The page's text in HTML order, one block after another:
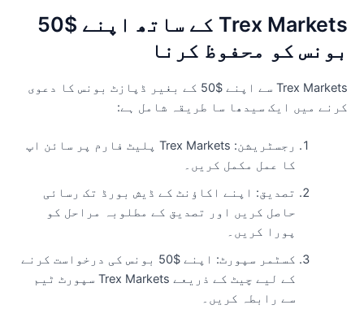
Trex Markets کے ساتھ اپنے $50
کو محفوظ کرنا
Trex Markets سے اپنے $50 کے بغیر ڈپازٹ بونس کا دعوی
میں ایک سیدھا سا طریقہ شامل ہے:
رجسٹریشن: Trex Markets پلیٹ فارم پر سائن اپ
کا عمل مکمل کریں۔
تصدیق: اپنے اکاؤنٹ کے ڈیش بورڈ تک رسائی
حاصل کریں اور تصدیق کے مطلوبہ مراحل کو
پورا کریں۔
کسٹمر سپورٹ: اپنے $50 بونس کی درخواست کرنے
کے لیے چیٹ کے ذریعے Trex Markets سپورٹ ٹیم
سے رابطہ کریں۔